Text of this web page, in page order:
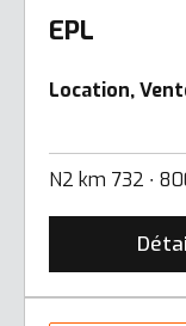
EPL
Location,
N2 km 732 ∙